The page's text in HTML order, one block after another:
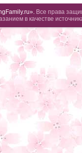
Все права
в качестве